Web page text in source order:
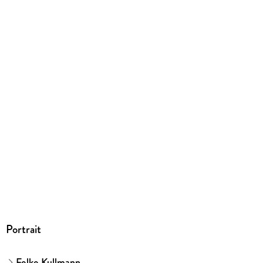
Portrait